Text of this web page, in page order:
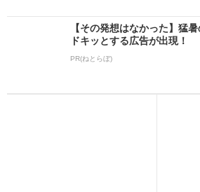
【その発想はなかった】猛
ドキッとする広告が出現！
PR(ねとらぼ)